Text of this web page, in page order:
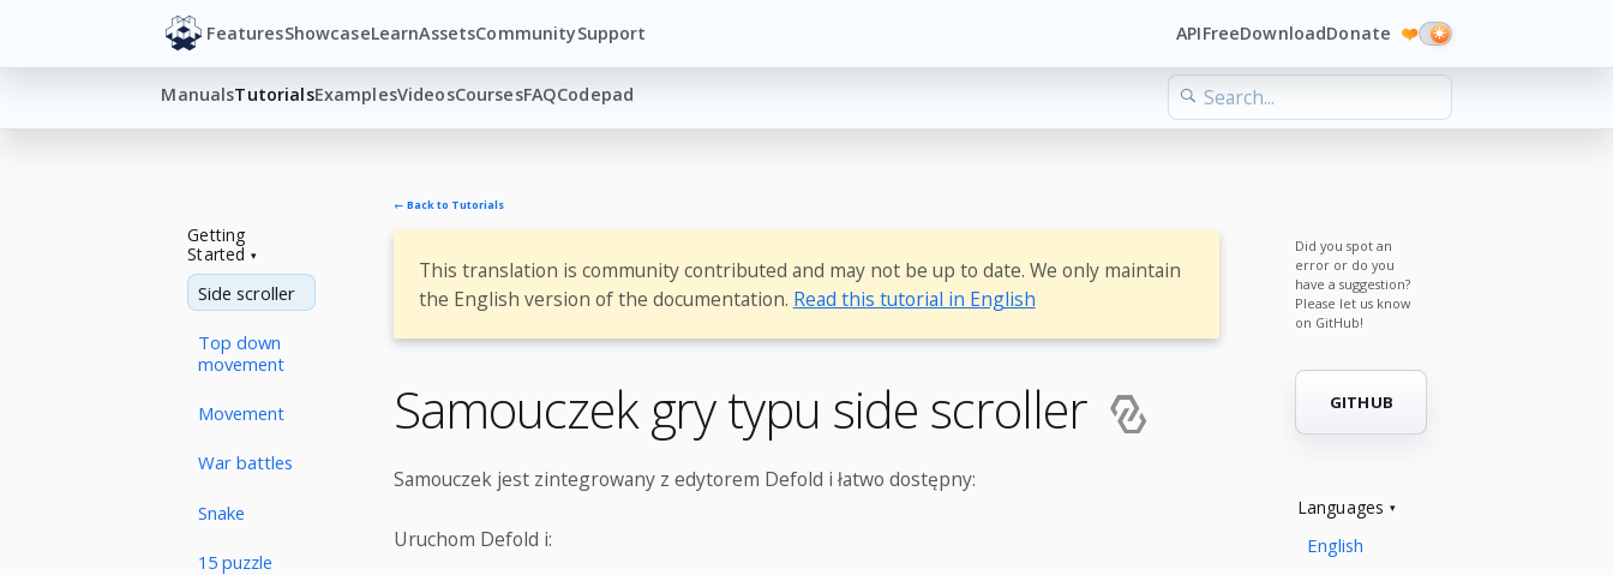
FeaturesShowcaseLearnAssetsCommunitySupport APIFreeDownloadDonate ❤️
ManualsTutorialsExamplesVideosCoursesFAQCodepad
Getting
Started
Side scroller
Top down
movement
Movement
War battles
Snake
15 puzzle
← Back to Tutorials
This translation is community contributed and may not be up to date. We only maintain
the English version of the documentation. Read this tutorial in English
Samouczek gry typu side scroller
Samouczek jest zintegrowany z edytorem Defold i łatwo dostępny:
Uruchom Defold i:
Did you spot an
error or do you
have a suggestion?
Please let us know
on GitHub!
GITHUB
Languages
English